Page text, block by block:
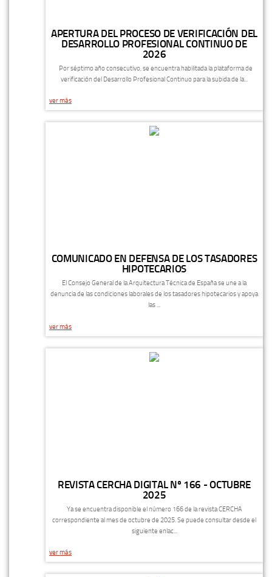
APERTURA DEL PROCESO DE VERIFICACIÓN DEL
DESARROLLO PROFESIONAL CONTINUO DE
2026
Por séptimo año consecutivo, se encuentra habilitada la plataforma de
verificación del Desarrollo Profesional Continuo para la subida de la...
ver más
COMUNICADO EN DEFENSA DE LOS TASADORES
HIPOTECARIOS
El Consejo General de la Arquitectura Técnica de España se une a la
denuncia de las condiciones laborales de los tasadores hipotecarios y apoya
las ...
ver más
REVISTA CERCHA DIGITAL Nº 166 - OCTUBRE
2025
Ya se encuentra disponible el número 166 de la revista CERCHA
correspondiente al mes de octubre de 2025. Se puede consultar desde el
siguiente enlac...
ver más